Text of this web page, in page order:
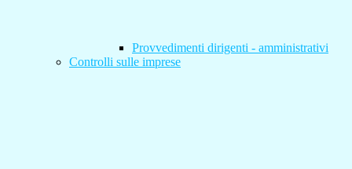
Provvedimenti dirigenti - amministrativi
Controlli sulle imprese